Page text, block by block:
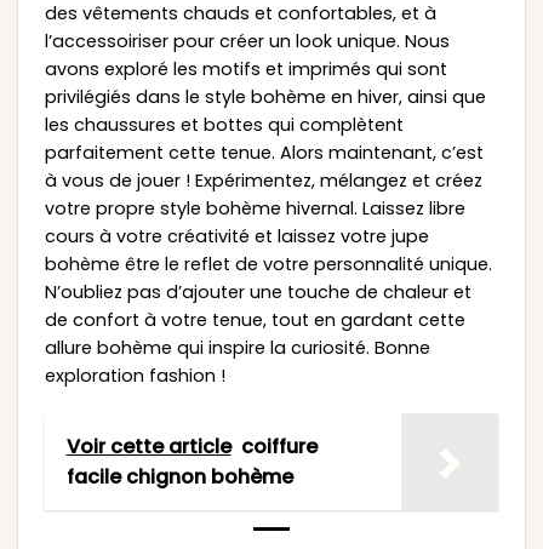
des vêtements chauds et confortables, et à
l’accessoiriser pour créer un look unique. Nous
avons exploré les motifs et imprimés qui sont
privilégiés dans le style bohème en hiver, ainsi que
les chaussures et bottes qui complètent
parfaitement cette tenue. Alors maintenant, c’est
à vous de jouer ! Expérimentez, mélangez et créez
votre propre style bohème hivernal. Laissez libre
cours à votre créativité et laissez votre jupe
bohème être le reflet de votre personnalité unique.
N’oubliez pas d’ajouter une touche de chaleur et
de confort à votre tenue, tout en gardant cette
allure bohème qui inspire la curiosité. Bonne
exploration fashion !
Voir cette article coiffure
facile chignon bohème